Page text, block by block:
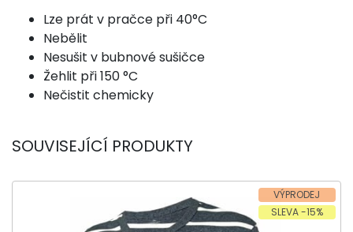
Lze prát v pračce při 40°C
Nebělit
Nesušit v bubnové sušičce
Žehlit při 150 °C
Nečistit chemicky
SOUVISEJÍCÍ PRODUKTY
VÝPRODEJ
SLEVA -15%